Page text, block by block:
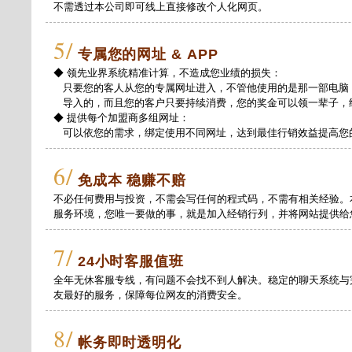
不需透过本公司即可线上直接修改个人化网页。
5/ 专属您的网址 & APP
◆ 领先业界系统精准计算，不造成您业绩的损失：
只要您的客人从您的专属网址进入，不管他使用的是那一部电
导入的，而且您的客户只要持续消费，您的奖金可以领一辈子
◆ 提供每个加盟商多组网址：
可以依您的需求，绑定使用不同网址，达到最佳行销效益提高您
6/ 免成本 稳赚不赔
不必任何费用与投资，不需会写任何的程式码，不需有相关经验
服务环境，您唯一要做的事，就是加入经销行列，并将网站提供
7/ 24小时客服值班
全年无休客服专线，有问题不会找不到人解决。稳定的聊天系统
友最好的服务，保障每位网友的消费安全。
8/ 帐务即时透明化